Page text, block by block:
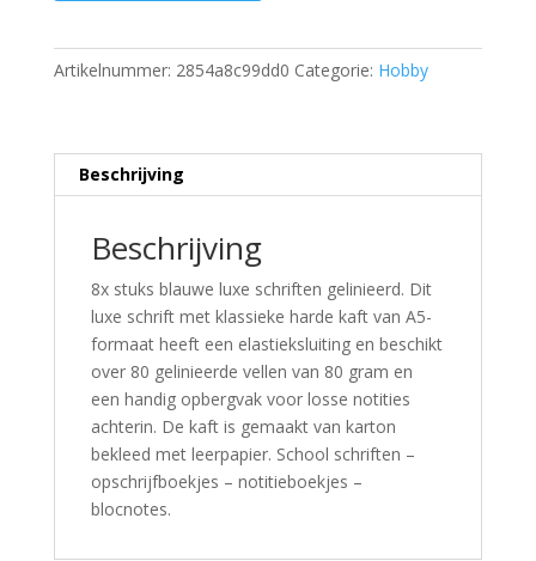
Artikelnummer: 2854a8c99dd0 Categorie: Hobby
Beschrijving
Beschrijving
8x stuks blauwe luxe schriften gelinieerd. Dit
luxe schrift met klassieke harde kaft van A5-
formaat heeft een elastieksluiting en beschikt
over 80 gelinieerde vellen van 80 gram en
een handig opbergvak voor losse notities
achterin. De kaft is gemaakt van karton
bekleed met leerpapier. School schriften –
opschrijfboekjes – notitieboekjes –
blocnotes.